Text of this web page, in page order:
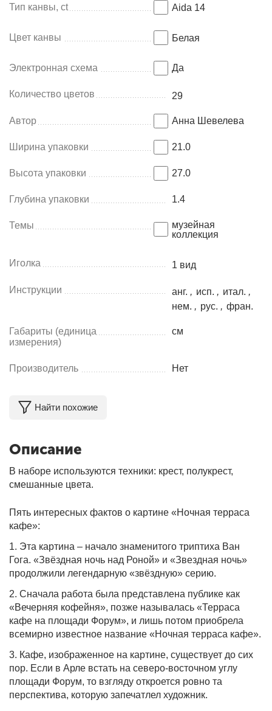
Тип канвы, ct Aida 14
Цвет канвы Белая
Электронная схема Да
Количество цветов 29
Автор Анна Шевелева
Ширина упаковки 21.0
Высота упаковки 27.0
Глубина упаковки 1.4
Темы
музейная
коллекция
Иголка 1 вид
Инструкции анг. , исп. , итал. ,
нем. , рус. , фран.
Габариты (единица
измерения)
см
Производитель Нет
Найти похожие
Описание
В наборе используются техники: крест, полукрест,
смешанные цвета.
Пять интересных фактов о картине «Ночная терраса
кафе»:
1. Эта картина – начало знаменитого триптиха Ван
Гога. «Звёздная ночь над Роной» и «Звездная ночь»
продолжили легендарную «звёздную» серию.
2. Сначала работа была представлена публике как
«Вечерняя кофейня», позже называлась «Терраса
кафе на площади Форум», и лишь потом приобрела
всемирно известное название «Ночная терраса кафе».
3. Кафе, изображенное на картине, существует до сих
пор. Если в Арле встать на северо-восточном углу
площади Форум, то взгляду откроется ровно та
перспектива, которую запечатлел художник.